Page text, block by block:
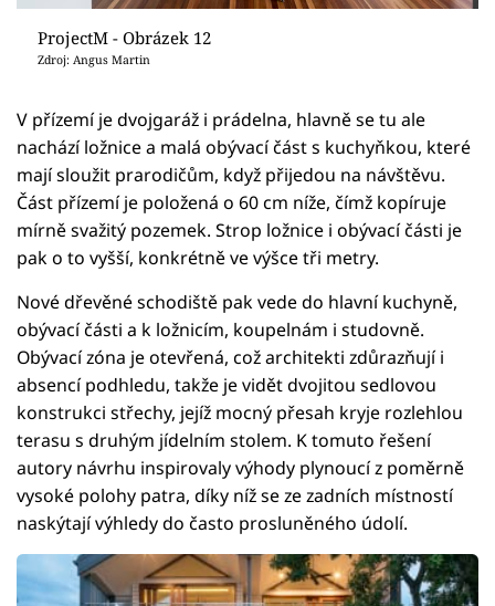
ProjectM - Obrázek 12
Zdroj: Angus Martin
V přízemí je dvojgaráž i prádelna, hlavně se tu ale
nachází ložnice a malá obývací část s kuchyňkou, které
mají sloužit prarodičům, když přijedou na návštěvu.
Část přízemí je položená o 60 cm níže, čímž kopíruje
mírně svažitý pozemek. Strop ložnice i obývací části je
pak o to vyšší, konkrétně ve výšce tři metry.
Nové dřevěné schodiště pak vede do hlavní kuchyně,
obývací části a k ložnicím, koupelnám i studovně.
Obývací zóna je otevřená, což architekti zdůrazňují i
absencí podhledu, takže je vidět dvojitou sedlovou
konstrukci střechy, jejíž mocný přesah kryje rozlehlou
terasu s druhým jídelním stolem. K tomuto řešení
autory návrhu inspirovaly výhody plynoucí z poměrně
vysoké polohy patra, díky níž se ze zadních místností
naskýtají výhledy do často prosluněného údolí.